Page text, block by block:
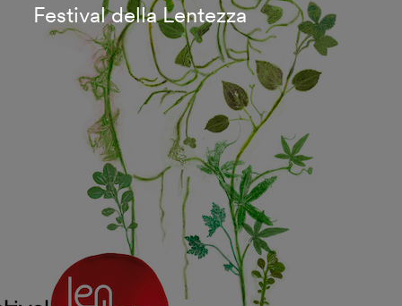
Festival della Lentezza